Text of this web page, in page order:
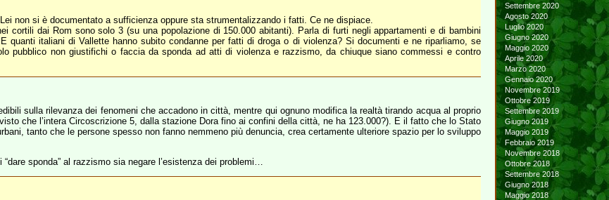
non si è documentato a sufficienza oppure sta strumentalizzando i fatti. Ce ne dispiace.
cortili dai Rom sono solo 3 (su una popolazione di 150.000 abitanti). Parla di furti negli appartamenti e di bambini
italiani di Vallette hanno subito condanne per fatti di droga o di violenza? Si documenti e ne riparliamo, se
pubblico non giustifichi o faccia da sponda ad atti di violenza e razzismo, da chiuque siano commessi e contro
sulla rilevanza dei fenomeni che accadono in città, mentre qui ognuno modifica la realtà tirando acqua al proprio
che l’intera Circoscrizione 5, dalla stazione Dora fino ai confini della città, ne ha 123.000?). E il fatto che lo Stato
tanto che le persone spesso non fanno nemmeno più denuncia, crea certamente ulteriore spazio per lo sviluppo
sponda” al razzismo sia negare l’esistenza dei problemi…
Settembre 2020
Agosto 2020
Luglio 2020
Giugno 2020
Maggio 2020
Aprile 2020
Marzo 2020
Gennaio 2020
Novembre 2019
Ottobre 2019
Settembre 2019
Giugno 2019
Maggio 2019
Febbraio 2019
Novembre 2018
Ottobre 2018
Settembre 2018
Giugno 2018
Maggio 2018